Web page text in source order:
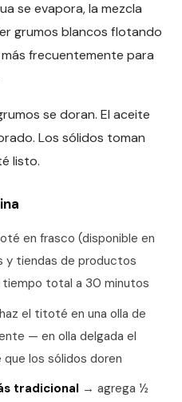
se evapora, la mezcla
grumos blancos flotando
frecuentemente para
se doran. El aceite
Los sólidos toman
listo.
en frasco (disponible en
y tiendas de productos
total a 30 minutos
el titoté en una olla de
— en olla delgada el
los sólidos doren
tradicional → agrega ½